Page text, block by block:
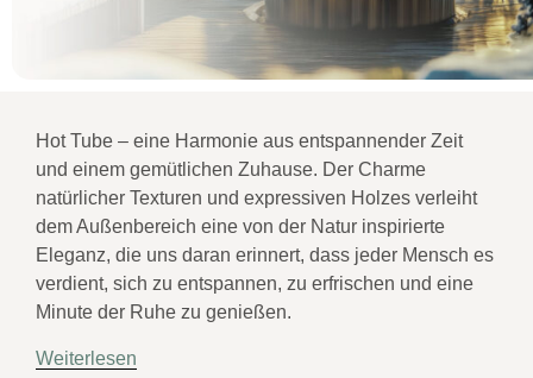
Hot Tube – eine Harmonie aus entspannender Zeit
und einem gemütlichen Zuhause. Der Charme
natürlicher Texturen und expressiven Holzes verleiht
dem Außenbereich eine von der Natur inspirierte
Eleganz, die uns daran erinnert, dass jeder Mensch es
verdient, sich zu entspannen, zu erfrischen und eine
Minute der Ruhe zu genießen.
Weiterlesen